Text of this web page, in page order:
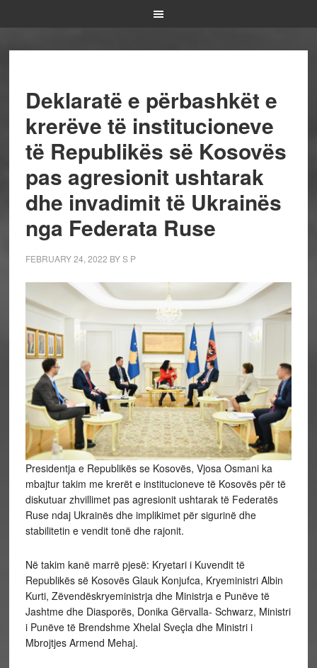
Deklaratë e përbashkët e
krerëve të institucioneve
të Republikës së Kosovës
pas agresionit ushtarak
dhe invadimit të Ukrainës
nga Federata Ruse
FEBRUARY 24, 2022 BYS P
Presidentja e Republikës se Kosovës, Vjosa Osmani ka
mbajtur takim me krerët e institucioneve të Kosovës për të
diskutuar zhvillimet pas agresionit ushtarak të Federatës
Ruse ndaj Ukrainës dhe implikimet për sigurinë dhe
stabilitetin e vendit tonë dhe rajonit.
Në takim kanë marrë pjesë: Kryetari i Kuvendit të
Republikës së Kosovës Glauk Konjufca, Kryeministri Albin
Kurti, Zëvendëskryeministrja dhe Ministrja e Punëve të
Jashtme dhe Diasporës, Donika Gërvalla- Schwarz, Ministri
i Punëve të Brendshme Xhelal Sveçla dhe Ministri i
Mbrojtjes Armend Mehaj.